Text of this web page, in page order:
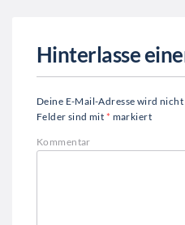
Hinterlasse
Deine E-Mail-Adresse wird
Felder sind mit * markiert
Kommentar